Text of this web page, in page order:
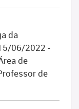
da
06/2022 -
de
de